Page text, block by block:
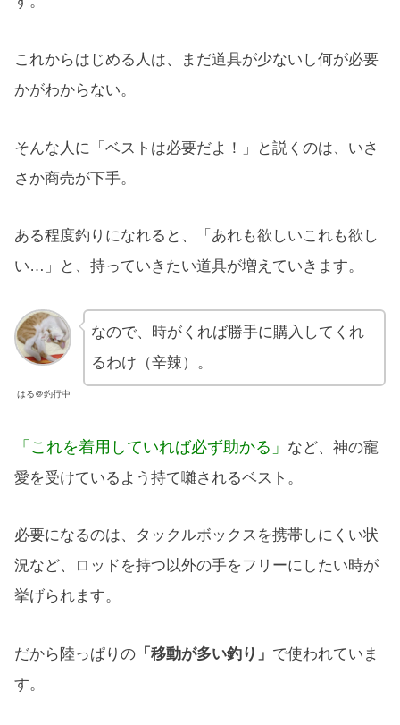
これからはじめる人は、まだ道具が少ないし何が必要
かがわからない。
そんな人に「ベストは必要だよ！」と説くのは、いさ
さか商売が下手。
ある程度釣りになれると、「あれも欲しいこれも欲し
い…」と、持っていきたい道具が増えていきます。
はる＠釣行中
なので、時がくれば勝手に購入してくれ
るわけ（辛辣）。
「これを着用していれば必ず助かる」 など、神の寵
愛を受けているよう持て囃されるベスト。
必要になるのは、タックルボックスを携帯しにくい状
況など、ロッドを持つ以外の手をフリーにしたい時が
挙げられます。
だから陸っぱりの 「移動が多い釣り」 で使われていま
す。